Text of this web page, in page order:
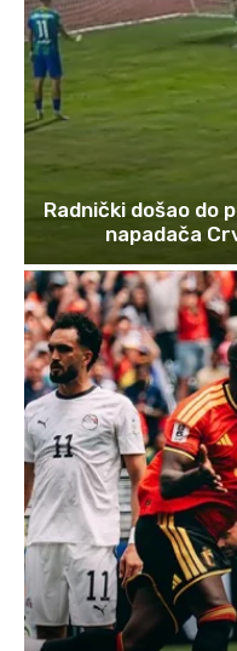
Radnički došao do
napadača